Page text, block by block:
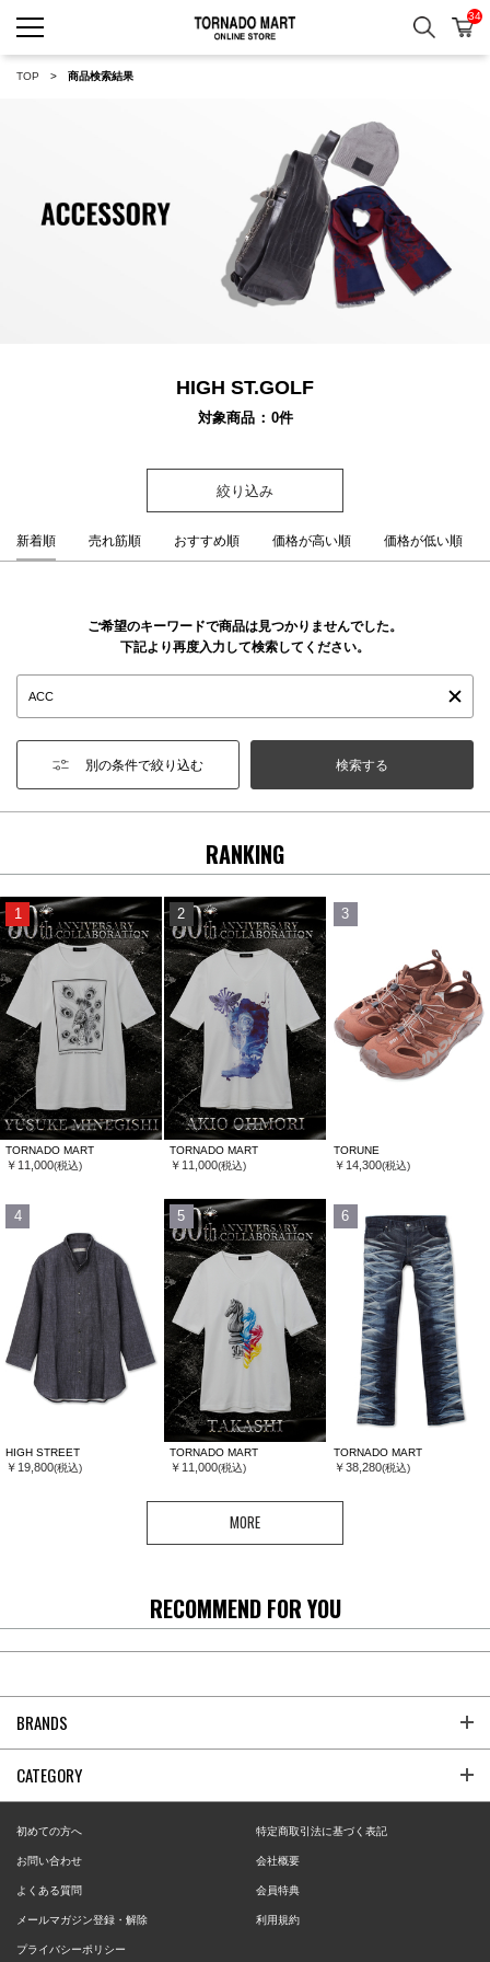
検索 カ
34
TOP 商品検索結果
HIGH ST.GOLF
対象商品 0件
絞り込み
新着順 売れ筋順 おすすめ順 価格が高い順 価格が低い順
ご希望のキーワードで商品は見つかりませんでした。
下記より再度入力して検索してください。
別の条件で絞り込む
RANKING
1
TORNADO MART
￥11,000(税込)
2
TORNADO MART
￥11,000(税込)
3
TORUNE
￥14,300(税込)
4
HIGH STREET
￥19,800(税込)
5
TORNADO MART
￥11,000(税込)
6
TORNADO MART
￥38,280(税込)
MORE
RECOMMEND FOR YOU
BRANDS
CATEGORY
初めての方へ 特定商取引法に基づく表記
お問い合わせ 会社概要
よくある質問 会員特典
メールマガジン登録・解除 利用規約
プライバシーポリシー